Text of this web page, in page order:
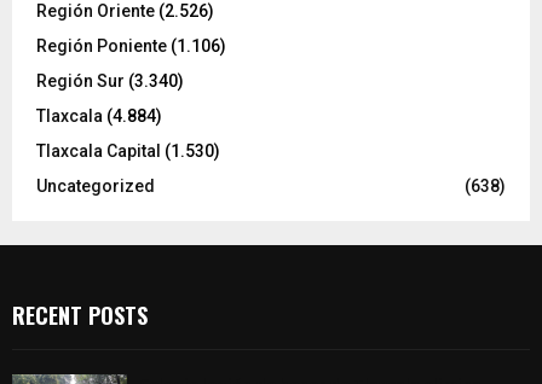
Región Oriente (2.526)
Región Poniente (1.106)
Región Sur (3.340)
Tlaxcala (4.884)
Tlaxcala Capital (1.530)
Uncategorized
(638)
RECENT POSTS